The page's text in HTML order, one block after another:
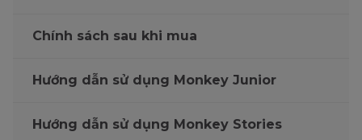
Chính sách sau khi mua
Hướng dẫn sử dụng Monkey Junior
Hướng dẫn sử dụng Monkey Stories